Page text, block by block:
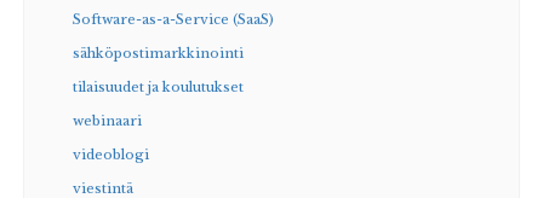
Software-as-a-Service (SaaS)
sähköpostimarkkinointi
tilaisuudet ja koulutukset
webinaari
videoblogi
viestintä